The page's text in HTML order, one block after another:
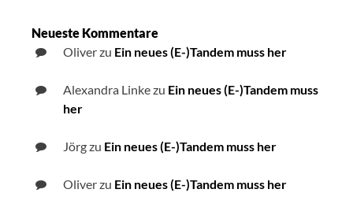
Neueste Kommentare
Oliverzu Ein neues (E-)Tandem muss her
Alexandra Linkezu Ein neues (E-)Tandem muss
her
Jörgzu Ein neues (E-)Tandem muss her
Oliverzu Ein neues (E-)Tandem muss her